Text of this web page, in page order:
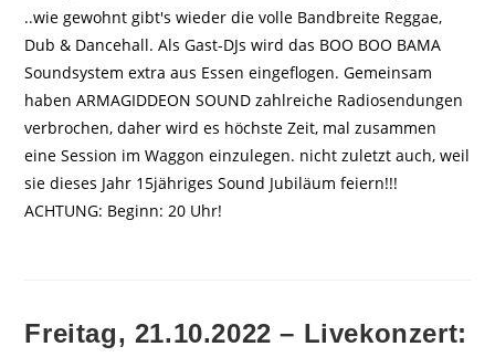
..wie gewohnt gibt's wieder die volle Bandbreite Reggae,
Dub & Dancehall. Als Gast-DJs wird das BOO BOO BAMA
Soundsystem extra aus Essen eingeflogen. Gemeinsam
haben ARMAGIDDEON SOUND zahlreiche Radiosendungen
verbrochen, daher wird es höchste Zeit, mal zusammen
eine Session im Waggon einzulegen. nicht zuletzt auch, weil
sie dieses Jahr 15jähriges Sound Jubiläum feiern!!!
ACHTUNG: Beginn: 20 Uhr!
Freitag, 21.10.2022 – Livekonzert: